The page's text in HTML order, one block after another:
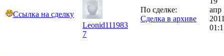
Ссылка на сделку
Leonid111983
7
По сделке:
Сделка в архиве
апр